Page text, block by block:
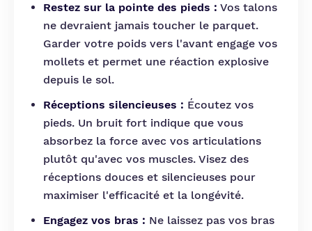
Restez sur la pointe des pieds : Vos talons
ne devraient jamais toucher le parquet.
Garder votre poids vers l'avant engage vos
mollets et permet une réaction explosive
depuis le sol.
Réceptions silencieuses : Écoutez vos
pieds. Un bruit fort indique que vous
absorbez la force avec vos articulations
plutôt qu'avec vos muscles. Visez des
réceptions douces et silencieuses pour
maximiser l'efficacité et la longévité.
Engagez vos bras : Ne laissez pas vos bras